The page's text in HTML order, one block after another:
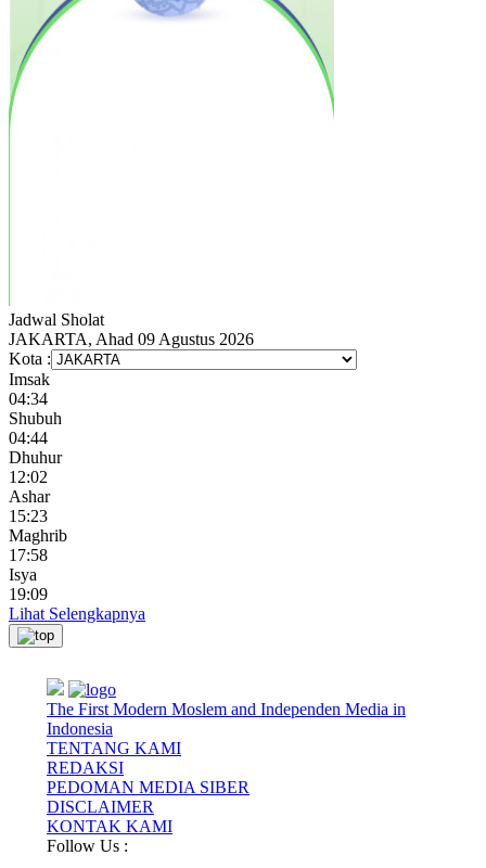
Jadwal Sholat
JAKARTA, Ahad 09 Agustus 2026
Kota :
Imsak
04:34
Shubuh
04:44
Dhuhur
12:02
Ashar
15:23
Maghrib
17:58
Isya
19:09
Lihat Selengkapnya
The First Modern Moslem and Independen Media in
Indonesia
TENTANG KAMI
REDAKSI
PEDOMAN MEDIA SIBER
DISCLAIMER
KONTAK KAMI
Follow Us :